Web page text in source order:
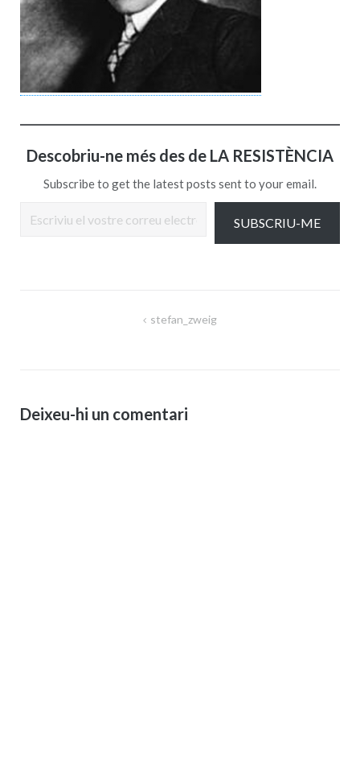
Descobriu-ne més des de LA RESISTÈNCIA
Subscribe to get the latest posts sent to your email.
SUBSCRIU-ME
stefan_zweig
Deixeu-hi un comentari